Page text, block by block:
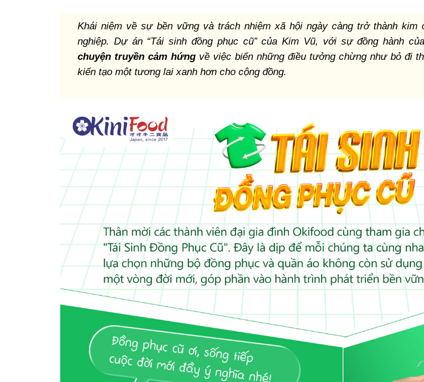
Khái niệm về sự bền vững và trách nhiệm xã hội ngày càng trở thành kim
nghiệp. Dự án “Tái sinh đồng phục cũ” của Kim Vũ, với sự đồng hành
chuyện truyền cảm hứng về việc biến những điều tưởng chừng như bỏ đi
kiến tạo một tương lai xanh hơn cho cộng đồng.